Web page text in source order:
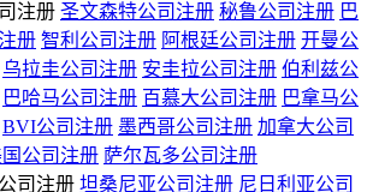
注册 圣文森特公司注册 秘鲁公司注册 巴
册 智利公司注册 阿根廷公司注册 开曼公
乌拉圭公司注册 安圭拉公司注册 伯利兹公
巴哈马公司注册 百慕大公司注册 巴拿马公
BVI公司注册 墨西哥公司注册 加拿大公司
公司注册 萨尔瓦多公司注册
司注册 坦桑尼亚公司注册 尼日利亚公司